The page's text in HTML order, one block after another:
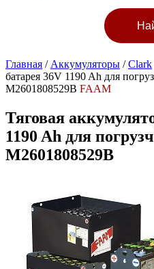
Главная / Аккумуляторы /Clark
батарея 36V 1190 Ah для
M2601808529B FAAM
Тяговая
1190 Ah для
M2601808529B